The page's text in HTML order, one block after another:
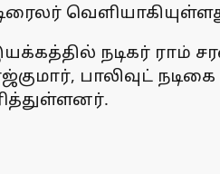
நடிகர்
பாலிவுட்